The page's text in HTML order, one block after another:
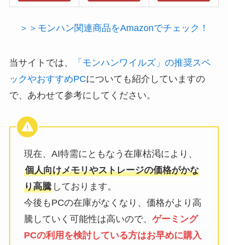
＞＞モンハン関連商品をAmazonでチェック！
当サイトでは、
「モンハンワイルズ」の推奨スペ
ックやおすすめPCについても紹介していますの
で、あわせて参考にしてください。
現在、AI特需にともなう在庫枯渇により、
個人向けメモリやストレージの価格がかな
り高騰しております。
今後もPCの在庫がなくなり、価格がより高
騰していく可能性は高いので、 ゲーミング
PCの利用を検討している方はお早めに購入